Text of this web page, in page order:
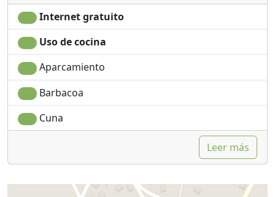
Internet gratuito
Uso de cocina
Aparcamiento
Barbacoa
Cuna
Leer más